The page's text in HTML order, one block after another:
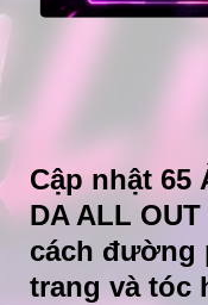
Cập nhật 65
DA ALL
cách đường
trang và tóc